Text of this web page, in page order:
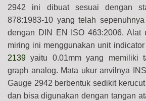
2942 ini dibuat sesuai dengan
878:1983-10 yang telah
dengan DIN EN ISO 463:2006. Alat
miring ini menggunakan unit
2139 yaitu 0.01mm yang memiliki
graph analog. Mata ukur anvilnya
Gauge 2942 berbentuk sedikit
dan bisa digunakan dengan tangan